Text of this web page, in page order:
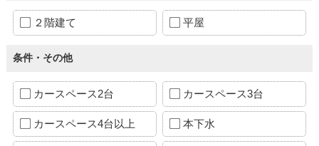
２階建て 平屋
条件・その他
カースペース2台 カースペース3台
カースペース4台以上 本下水